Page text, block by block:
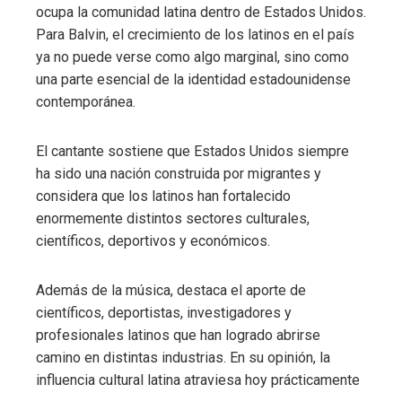
ocupa la comunidad latina dentro de Estados Unidos.
Para Balvin, el crecimiento de los latinos en el país
ya no puede verse como algo marginal, sino como
una parte esencial de la identidad estadounidense
contemporánea.
El cantante sostiene que Estados Unidos siempre
ha sido una nación construida por migrantes y
considera que los latinos han fortalecido
enormemente distintos sectores culturales,
científicos, deportivos y económicos.
Además de la música, destaca el aporte de
científicos, deportistas, investigadores y
profesionales latinos que han logrado abrirse
camino en distintas industrias. En su opinión, la
influencia cultural latina atraviesa hoy prácticamente